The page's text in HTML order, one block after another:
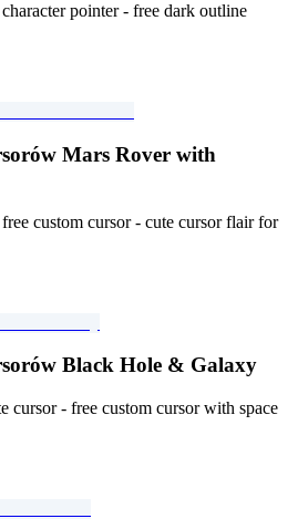
pointer - free dark outline
Mars Rover with
custom cursor - cute cursor flair for
Black Hole & Galaxy
cursor - free custom cursor with space